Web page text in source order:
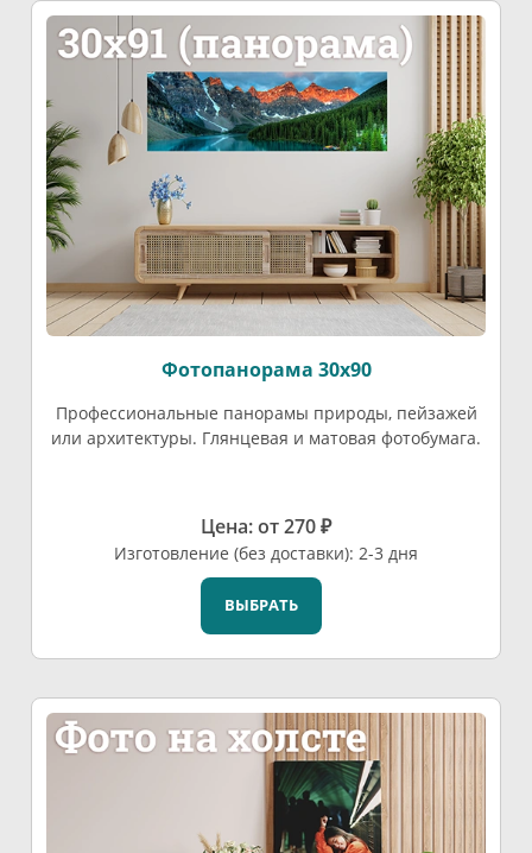
Фотопанорама 30х90
Профессиональные панорамы природы, пейзажей
или архитектуры. Глянцевая и матовая фотобумага.
Цена: от 270 ₽
Изготовление (без доставки): 2-3 дня
ВЫБРАТЬ